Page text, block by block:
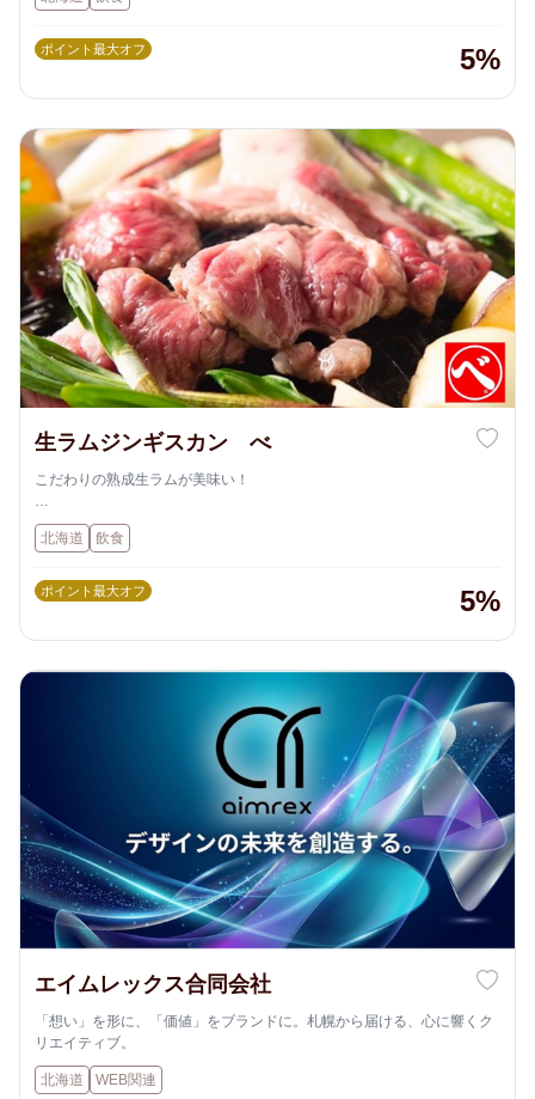
ポイント最大オフ 5%
生ラムジンギスカン べ
こだわりの熟成生ラムが美味い！
オーストラリア・ニュージーランド・アイスランド・北海道などから仕
入れたラムを、店主自ら丁寧にさばいて熟成。
北海道 飲食
ポイント最大オフ 5%
エイムレックス合同会社
「想い」を形に、「価値」をブランドに。札幌から届ける、心に響くク
リエイティブ。
北海道 WEB関連